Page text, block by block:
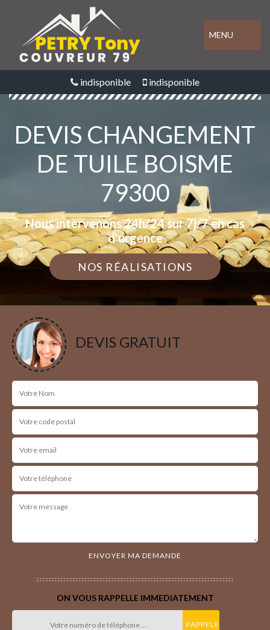
MENU
indisponible indisponible
DEVIS CHANGEMENT
DE TUILE BOISME
79300
Nous intervenons 24h/24 sur 7j/7 en cas
d'urgence
NOS RÉALISATIONS
DEVIS GRATUIT
ON VOUS RAPPELLE IMMEDIATEMENT